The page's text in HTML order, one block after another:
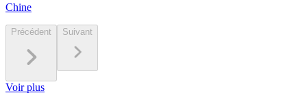
Chine
Précédent Suivant
Voir plus